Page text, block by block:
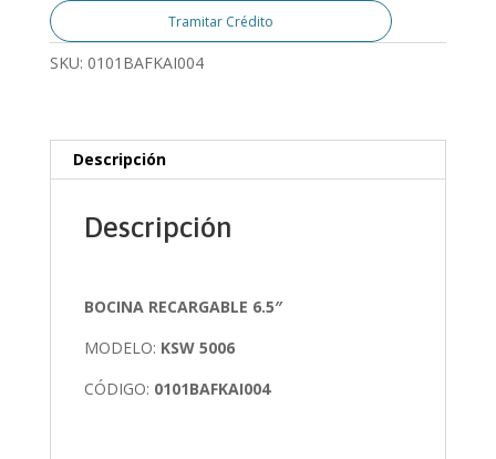
Tramitar Crédito
SKU: 0101BAFKAI004
Descripción
Descripción
BOCINA RECARGABLE 6.5″
MODELO: KSW 5006
CÓDIGO: 0101BAFKAI004